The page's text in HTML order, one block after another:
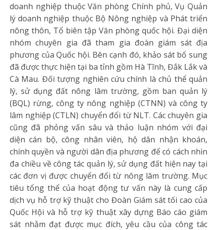
doanh nghiệp thuộc Văn phòng Chính phủ, Vụ Quản
lý doanh nghiệp thuộc Bộ Nông nghiệp và Phát triển
nông thôn, Tổ biên tập Văn phòng quốc hội. Đại diện
nhóm chuyên gia đã tham gia đoàn giám sát địa
phương của Quốc hội. Bên cạnh đó, khảo sát bổ sung
đã được thực hiện tại ba tỉnh gồm Hà Tĩnh, Đắk Lắk và
Cà Mau. Đối tượng nghiên cứu chính là chủ thể quản
lý, sử dụng đất nông lâm trường, gồm ban quản lý
(BQL) rừng, công ty nông nghiệp (CTNN) và công ty
lâm nghiệp (CTLN) chuyển đổi từ NLT. Các chuyên gia
cũng đã phỏng vấn sâu và thảo luận nhóm với đại
diện cán bộ, công nhân viên, hộ dân nhận khoán,
chính quyền và người dân địa phương để có cách nhìn
đa chiều về công tác quản lý, sử dụng đất hiện nay tại
các đơn vị được chuyển đổi từ nông lâm trường. Mục
tiêu tổng thể của hoạt động tư vấn này là cung cấp
dịch vụ hỗ trợ kỹ thuật cho Đoàn Giám sát tối cao của
Quốc Hội và hỗ trợ kỹ thuật xây dựng Báo cáo giám
sát nhằm đạt được mục đích, yêu cầu của công tác